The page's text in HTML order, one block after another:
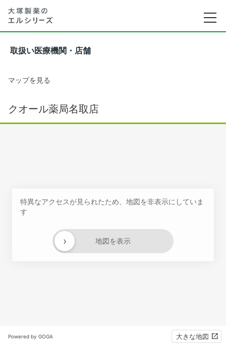
取扱い医療機関・店舗
マップを見る
クオール薬局名取店
特異なアクセスが見られたため、地図を非表示にしていま
す
地図を表示
›
Powered by GOGA 大きな地図